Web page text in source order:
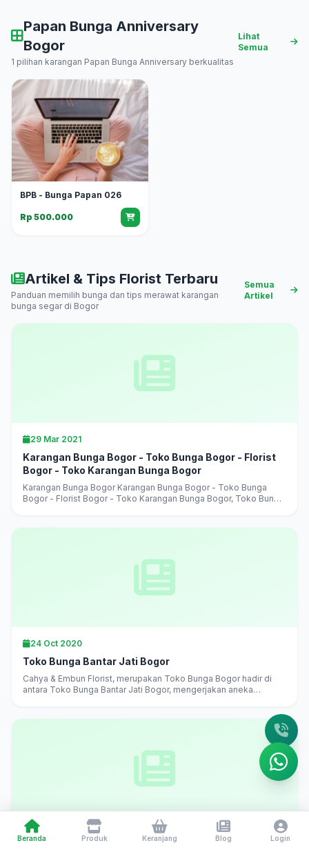
Papan Bunga Anniversary
Bogor
1 pilihan karangan Papan Bunga Anniversary berkualitas
Lihat
Semua
BPB - Bunga Papan 026
Rp 500.000
Artikel & Tips Florist Terbaru
Panduan memilih bunga dan tips merawat karangan
bunga segar di Bogor
Semua
Artikel
29 Mar 2021
Karangan Bunga Bogor - Toko Bunga Bogor - Florist
Bogor - Toko Karangan Bunga Bogor
Karangan Bunga Bogor Karangan Bunga Bogor - Toko Bunga
Bogor - Florist Bogor - Toko Karangan Bunga Bogor, Toko Bunga
24 Oct 2020
Toko Bunga Bantar Jati Bogor
Cahya & Embun Florist, merupakan Toko Bunga Bogor hadir di
antara Toko Bunga Bantar Jati Bogor, mengerjakan aneka
24 Oct 2020
Beranda Produk Keranjang Blog Login